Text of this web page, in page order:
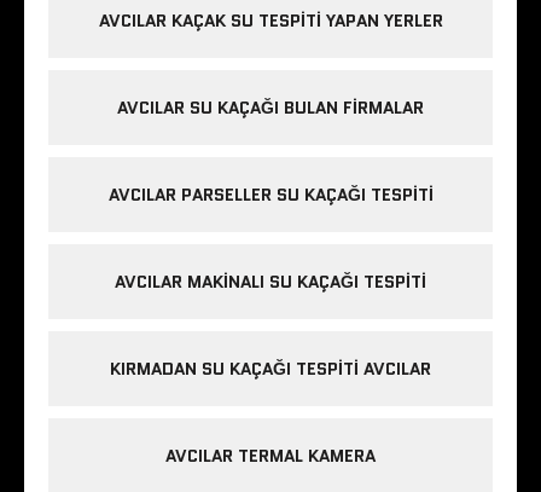
AVCILAR KAÇAK SU TESPITI YAPAN YERLER
AVCILAR SU KAÇAĞI BULAN FIRMALAR
AVCILAR PARSELLER SU KAÇAĞI TESPITI
AVCILAR MAKINALI SU KAÇAĞI TESPITI
KIRMADAN SU KAÇAĞI TESPITI AVCILAR
AVCILAR TERMAL KAMERA